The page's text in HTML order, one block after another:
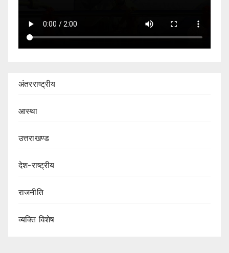
अंतरराष्ट्रीय
आस्था
उत्तराखण्ड
देश-राष्ट्रीय
राजनीति
व्यक्ति विशेष